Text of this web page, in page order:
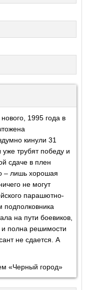
1995 года в
кинули 31
трубят победу и
сдаче в плен
– лишь хорошая
не могут
парашютно-
подполковника
на пути боевиков,
полна решимости
не сдается. А
«Черный город»